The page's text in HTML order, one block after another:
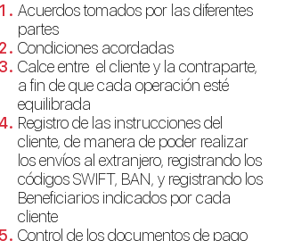
Acuerdos tomados por las diferentes
partes
Condiciones acordadas
Calce entre el cliente y la contraparte,
a fin de que cada operación esté
equilibrada
Registro de las instrucciones del
cliente, de manera de poder realizar
los envíos al extranjero, registrando los
códigos SWIFT, BAN, y registrando los
Beneficiarios indicados por cada
cliente
Control de los documentos de pago